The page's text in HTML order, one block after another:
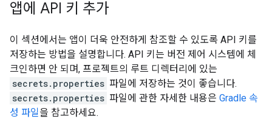
앱에 API 키 추가
이 섹션에서는 앱이 더욱 안전하게 참조할 수 있도록 API 키를
저장하는 방법을 설명합니다. API 키는 버전 제어 시스템에 체
크인하면 안 되며, 프로젝트의 루트 디렉터리에 있는
secrets.properties 파일에 저장하는 것이 좋습니다.
secrets.properties 파일에 관한 자세한 내용은 Gradle 속
성 파일을 참고하세요.